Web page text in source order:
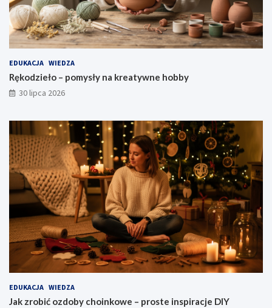
EDUKACJA WIEDZA
Rękodzieło – pomysły na kreatywne hobby
30 lipca 2026
EDUKACJA WIEDZA
Jak zrobić ozdoby choinkowe – proste inspiracje DIY